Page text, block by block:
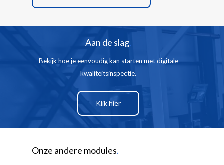
Aan de slag.
Bekijk hoe je eenvoudig kan starten met digitale
kwaliteitsinspectie.
Klik hier
Onze andere modules.